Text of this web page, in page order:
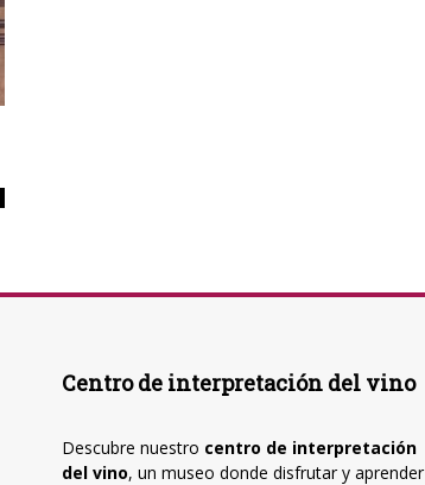
Centro de interpretación del vino
Descubre nuestro centro de interpretación
del vino, un museo donde disfrutar y aprender